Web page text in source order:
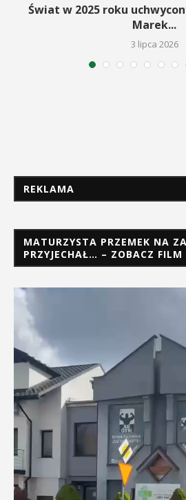
Świat w 2025 roku
Marek...
3 lipca 2026
REKLAMA
MATURZYSTA PRZEMEK NA
PRZYJECHAŁ… – ZOBACZ FILM
Odtwarzacz